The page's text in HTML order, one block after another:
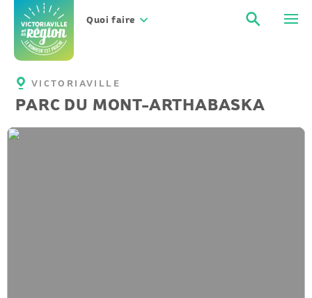
contenu
Quoi faire
VICTORIAVILLE
PARC DU MONT-ARTHABASKA